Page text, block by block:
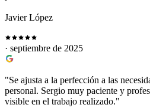
Javier López
· septiembre de 2025
"Se ajusta a la perfección a las
personal. Sergio muy paciente y
visible en el trabajo realizado."